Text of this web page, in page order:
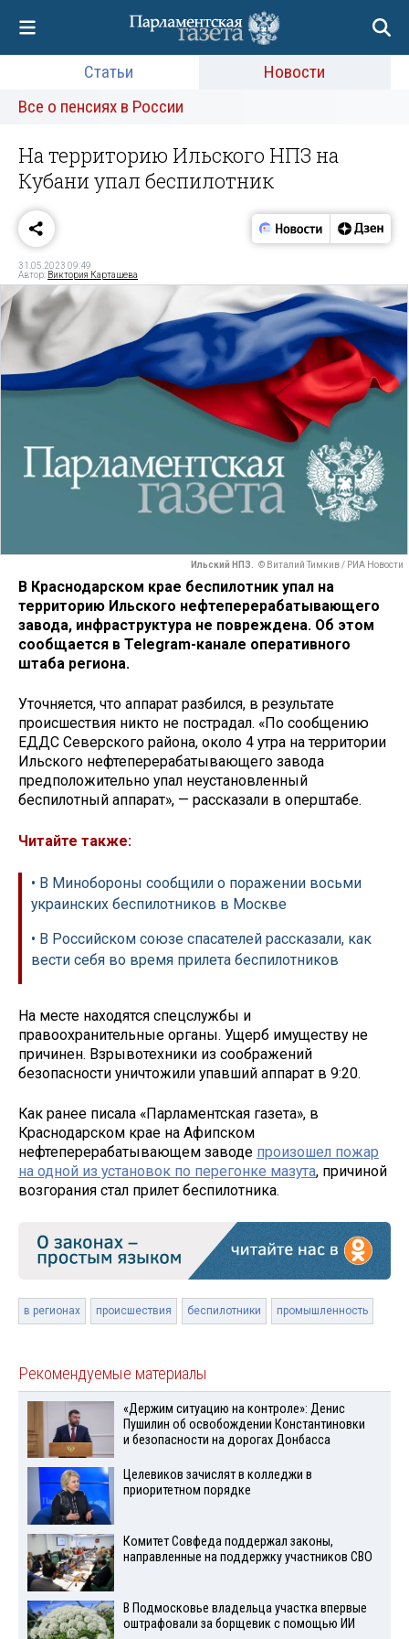
Статьи
Новости
Все о пенсиях в России
На территорию Ильского НПЗ на
Кубани упал беспилотник
31.05.2023 09:49
Автор: Виктория Карташева
Ильский НПЗ. © Виталий Тимкив / РИА Новости
В Краснодарском крае беспилотник упал на
территорию Ильского нефтеперерабатывающего
завода, инфраструктура не повреждена. Об этом
сообщается в Telegram-канале оперативного
штаба региона.
Уточняется, что аппарат разбился, в результате
происшествия никто не пострадал. «По сообщению
ЕДДС Северского района, около 4 утра на территории
Ильского нефтеперерабатывающего завода
предположительно упал неустановленный
беспилотный аппарат», — рассказали в оперштабе.
Читайте также:
• В Минобороны сообщили о поражении восьми
украинских беспилотников в Москве
• В Российском союзе спасателей рассказали, как
вести себя во время прилета беспил­отников
На месте находятся спецслужбы и
правоохранительные органы. Ущерб имуществу не
причинен. Взрывотехники из соображений
безопасности уничтожили упавший аппарат в 9:20.
Как ранее писала «Парламентская газета», в
Краснодарском крае на Афипском
нефтеперерабатывающем заводе произошел пожар
на одной из установок по перегонке мазута, причиной
возгорания стал прилет беспилотника.
в регионах происшествия беспилотники промышленность
Рекомендуемые материалы
«Держим ситуацию на контроле»: Денис
Пушилин об освобождении Константиновки
и безопасности на дорогах Донбасса
Целевиков зачислят в колледжи в
приоритетном порядке
Комитет Совфеда поддержал законы,
направленные на поддержку участников СВО
В Подмосковье владельца участка впервые
оштрафовали за борщевик с помощью ИИ